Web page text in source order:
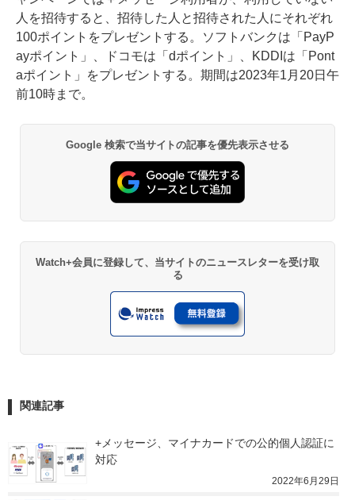
人を招待すると、招待した人と招待された人にそれぞれ
100ポイントをプレゼントする。ソフトバンクは「PayP
ayポイント」、ドコモは「dポイント」、KDDIは「Pont
aポイント」をプレゼントする。期間は2023年1月20日午
前10時まで。
Google 検索で当サイトの記事を優先表示させる
Watch+会員に登録して、当サイトのニュースレターを受け取
る
関連記事
+メッセージ、マイナカードでの公的個人認証に
対応
2022年6月29日